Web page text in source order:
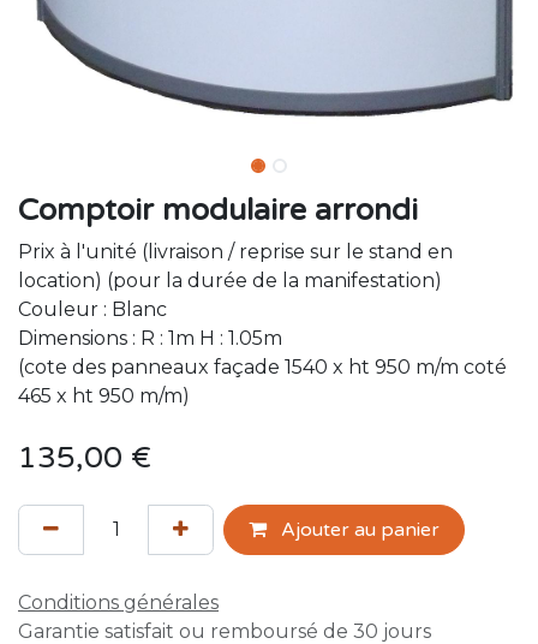
Comptoir modulaire arrondi
Prix à l'unité (livraison / reprise sur le stand en
location) (pour la durée de la manifestation)
Couleur : Blanc
Dimensions : R : 1m H : 1.05m
(cote des panneaux façade 1540 x ht 950 m/m coté
465 x ht 950 m/m)
135,00 €
Ajouter au panier
Conditions générales
Garantie satisfait ou remboursé de 30 jours